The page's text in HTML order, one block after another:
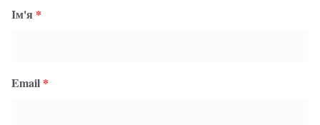
Ім'я *
Email *